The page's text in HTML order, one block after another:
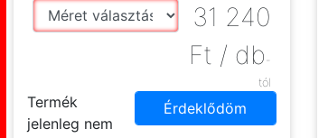
31 240
Ft / db -
tól
Termék
jelenleg nem
Érdeklődöm